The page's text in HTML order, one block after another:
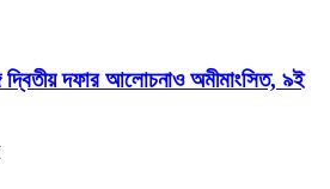
দ্বিতীয় দফার আলোচনাও অমীমাংসিত, ৯ই